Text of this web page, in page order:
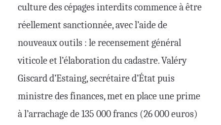
culture des cépages interdits commence à être
réellement sanctionnée, avec l’aide de
nouveaux outils : le recensement général
viticole et l’élaboration du cadastre. Valéry
Giscard d’Estaing, secrétaire d’État puis
ministre des finances, met en place une prime
à l’arrachage de 135 000 francs (26 000 euros)